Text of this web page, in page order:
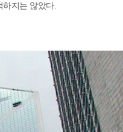
지는 않았다.